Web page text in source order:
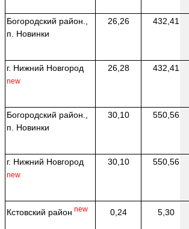
Богородский район.,
п. Новинки
26,26 432,41
г. Нижний Новгород
new
26,28 432,41
Богородский район.,
п. Новинки
30,10 550,56
г. Нижний Новгород
new
30,10 550,56
Кстовский район new 0,24 5,30